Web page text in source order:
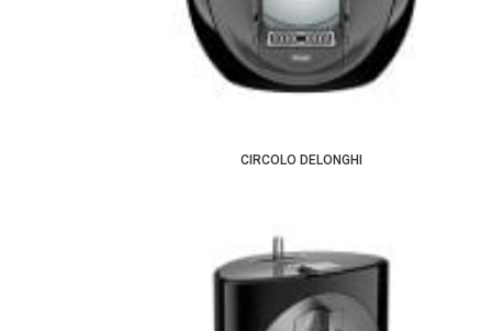
CIRCOLO DELONGHI